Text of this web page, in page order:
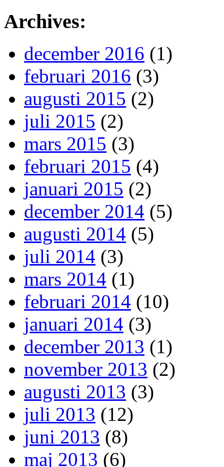
Archives:
december 2016 (1)
februari 2016 (3)
augusti 2015 (2)
juli 2015 (2)
mars 2015 (3)
februari 2015 (4)
januari 2015 (2)
december 2014 (5)
augusti 2014 (5)
juli 2014 (3)
mars 2014 (1)
februari 2014 (10)
januari 2014 (3)
december 2013 (1)
november 2013 (2)
augusti 2013 (3)
juli 2013 (12)
juni 2013 (8)
maj 2013 (6)